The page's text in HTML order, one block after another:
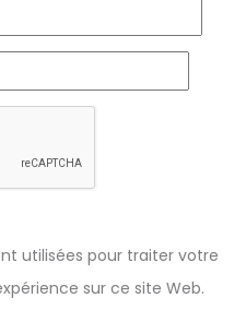
utilisées pour traiter votre
sur ce site Web.